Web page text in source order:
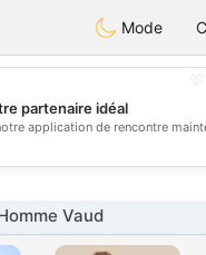
Suissi
Mode
💕
partenaire idéal
application de rencontre
Vaud